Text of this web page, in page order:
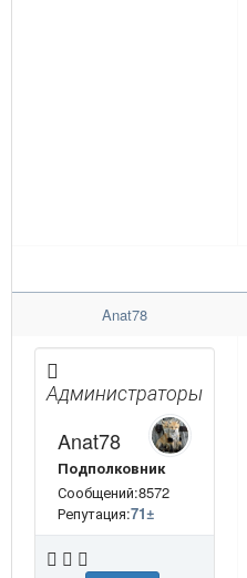
Anat78
Администраторы
Anat78
Подполковник
Сообщений:8572
Репутация:71±